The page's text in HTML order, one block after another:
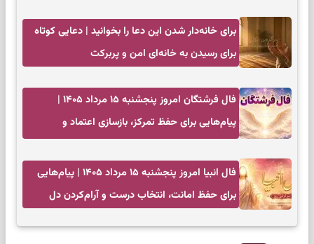
برای خانه‌دار شدن این دعا را بخوانید | دعایی کوتاه
برای رسیدن به خانه‌ای امن و پربرکت
فال فرشتگان امروز پنجشنبه ۱۵ مرداد ۱۴۰۵ |
پیام‌هایی برای حفظ تمرکز، بازسازی اعتماد و
فال انبیا امروز پنجشنبه ۱۵ مرداد ۱۴۰۵ | پیام‌هایی
برای حفظ امانت، انتخاب درست و آرام‌کردن دل